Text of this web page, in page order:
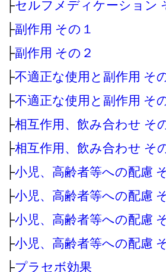
├セルフメディケーション
├副作用 その１
├副作用 その２
├不適正な使用と副作用 そ
├不適正な使用と副作用 そ
├相互作用、飲み合わせ そ
├相互作用、飲み合わせ そ
├小児、高齢者等への配慮
├小児、高齢者等への配慮
├小児、高齢者等への配慮
├小児、高齢者等への配慮
├プラセボ効果